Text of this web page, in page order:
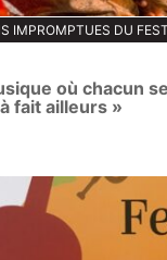
IMPROMPTUES DU
où chacun
fait ailleurs »